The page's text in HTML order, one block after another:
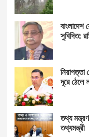
বাংলাদেশ
সুবিদিত:
দূরে ঠেলে
তথ্য
তথ্যমন্ত্রী